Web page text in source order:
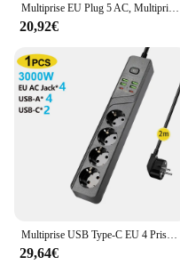
20,92€
29,64€